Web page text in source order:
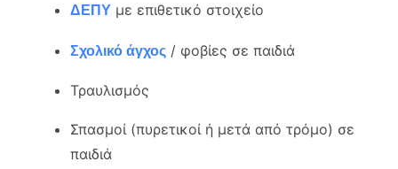
ΔΕΠΥ με επιθετικό στοιχείο
Σχολικό άγχος / φοβίες σε παιδιά
Τραυλισμός
Σπασμοί (πυρετικοί ή μετά από τρόμο) σε
παιδιά